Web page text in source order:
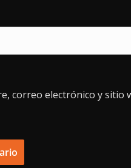
correo electrónico y sitio